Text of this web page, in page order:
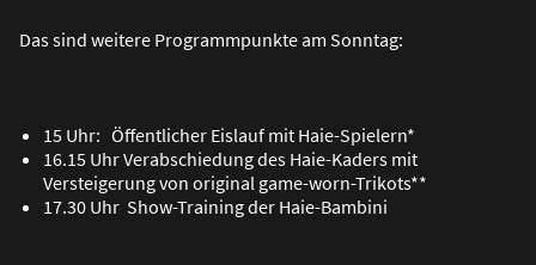
Das sind weitere Programmpunkte am Sonntag:
15 Uhr: Öffentlicher Eislauf mit Haie-Spielern*
16.15 Uhr Verabschiedung des Haie-Kaders mit
Versteigerung von original game-worn-Trikots**
17.30 Uhr Show-Training der Haie-Bambini